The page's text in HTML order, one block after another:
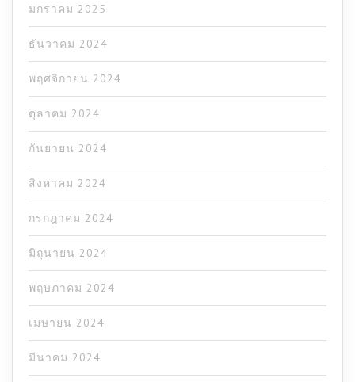
มกราคม 2025
ธันวาคม 2024
พฤศจิกายน 2024
ตุลาคม 2024
กันยายน 2024
สิงหาคม 2024
กรกฎาคม 2024
มิถุนายน 2024
พฤษภาคม 2024
เมษายน 2024
มีนาคม 2024